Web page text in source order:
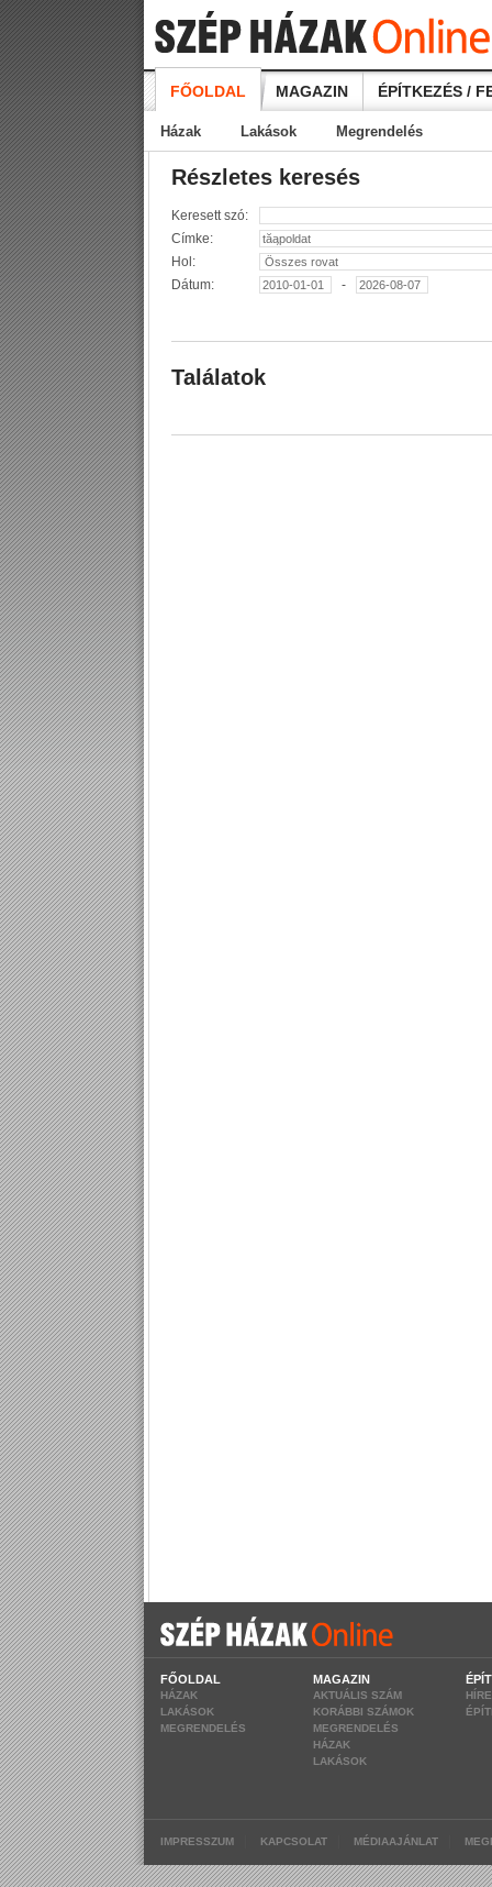
FŐOLDAL MAGAZIN ÉPÍTKEZÉS /
Házak Lakások Megrendelés
Részletes keresés
Keresett szó:
Címke:
Hol:
Dátum:
-
Találatok
FŐOLDAL
HÁZAK
LAKÁSOK
MEGRENDELÉS
MAGAZIN
AKTUÁLIS SZÁM
KORÁBBI SZÁMOK
MEGRENDELÉS
HÁZAK
LAKÁSOK
IMPRESSZUM KAPCSOLAT MÉDIAAJÁNLAT